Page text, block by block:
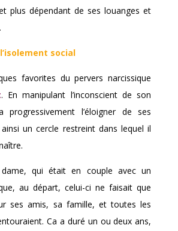
plus dépendant de ses louanges et
social
favorites du pervers narcissique
. En manipulant l’inconscient de son
progressivement l’éloigner de ses
un cercle restreint dans lequel il
dame, qui était en couple avec un
au départ, celui-ci ne faisait que
ses amis, sa famille, et toutes les
Ca a duré un ou deux ans,